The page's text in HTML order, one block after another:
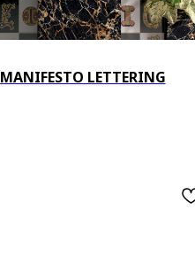
MANIFESTO LETTERING